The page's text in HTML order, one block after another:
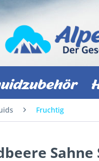
Fruchtig
Sahne